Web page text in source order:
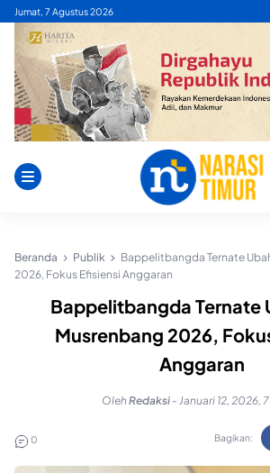
Skip
content
Jumat, 7 Agustus 2026
Beranda Publik
Bappelitbangda Ternate
2026, Fokus Efisiensi Anggaran
Bappelitbangda Ternate
Musrenbang 2026,
Anggaran
OlehRedaksi - Januari 12, 2026,
0 Bagikan: